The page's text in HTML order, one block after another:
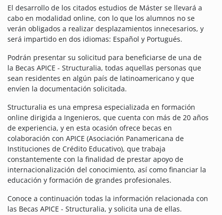
El desarrollo de los citados estudios de Máster se llevará a
cabo en modalidad online, con lo que los alumnos no se
verán obligados a realizar desplazamientos innecesarios, y
será impartido en dos idiomas: Español y Portugués.
Podrán presentar su solicitud para beneficiarse de una de
la Becas APICE - Structuralia, todas aquellas personas que
sean residentes en algún país de latinoamericano y que
envíen la documentación solicitada.
Structuralia es una empresa especializada en formación
online dirigida a Ingenieros, que cuenta con más de 20 años
de experiencia, y en esta ocasión ofrece becas en
colaboración con APICE (Asociación Panamericana de
Instituciones de Crédito Educativo), que trabaja
constantemente con la finalidad de prestar apoyo de
internacionalización del conocimiento, así como financiar la
educación y formación de grandes profesionales.
Conoce a continuación todas la información relacionada con
las Becas APICE - Structuralia, y solicita una de ellas.